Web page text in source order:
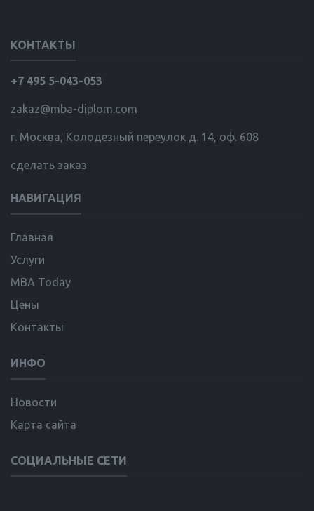
КОНТАКТЫ
+7 495 5-043-053
zakaz@mba-diplom.com
г. Москва, Колодезный переулок д. 14, оф. 608
сделать заказ
НАВИГАЦИЯ
Главная
Услуги
MBA Today
Цены
Контакты
ИНФО
Новости
Карта сайта
СОЦИАЛЬНЫЕ СЕТИ